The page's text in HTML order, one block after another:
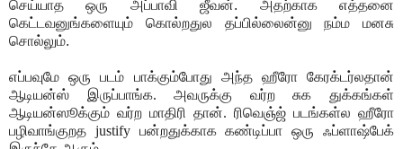
செய்யாத ஒரு அப்பாவி ஜீவன். அதற்காக எத்தனை
கெட்டவனுங்களையும் கொல்றதுல தப்பில்லைன்னு நம்ம மனசு
சொல்லும்.
எப்பவுமே ஒரு படம் பாக்கும்போது அந்த ஹீரோ கேரக்டர்லதான்
ஆடியன்ஸ் இருப்பாங்க. அவருக்கு வர்ற சுக துக்கங்கள்
ஆடியன்ஸூக்கும் வர்ற மாதிரி தான். ரிவெஞ்ஜ் படங்கள்ல ஹீரோ
பழிவாங்குறத justify பன்றதுக்காக கண்டிப்பா ஒரு ஃப்ளாஷ்பேக்